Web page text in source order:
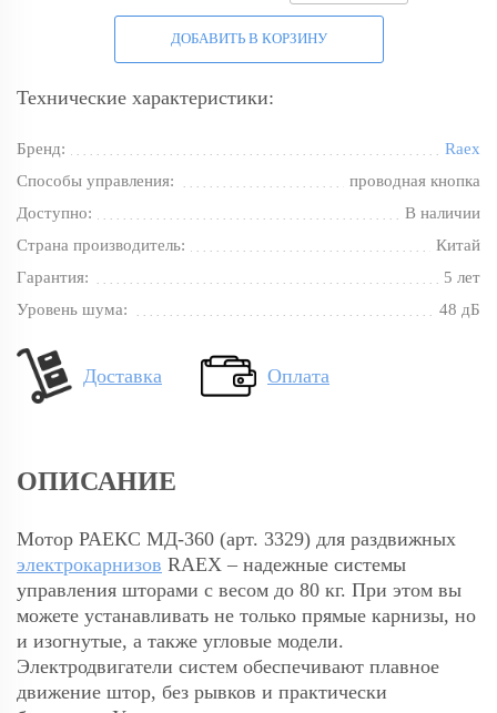
ДОБАВИТЬ В КОРЗИНУ
Технические характеристики:
Бренд:
Raex
Способы управления:
проводная кнопка
Доступно:
В наличии
Страна производитель:
Китай
Гарантия:
5 лет
Уровень шума:
48 дБ
Доставка Оплата
ОПИСАНИЕ
Мотор РАЕКС МД-360 (арт. 3329) для раздвижных
электрокарнизов RAEX – надежные системы
управления шторами с весом до 80 кг. При этом вы
можете устанавливать не только прямые карнизы, но
и изогнутые, а также угловые модели.
Электродвигатели систем обеспечивают плавное
движение штор, без рывков и практически